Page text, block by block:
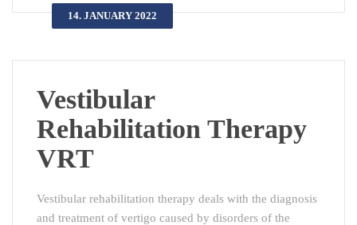
14. JANUARY 2022
Vestibular
Rehabilitation Therapy
VRT
Vestibular rehabilitation therapy deals with the diagnosis
and treatment of vertigo caused by disorders of the